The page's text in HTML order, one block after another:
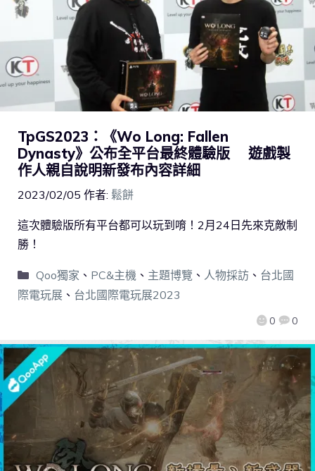
TpGS2023：《Wo Long: Fallen
Dynasty》公布全平台最終體驗版 遊戲製
作人親自說明新發布內容詳細
2023/02/05 作者: 鬆餅
0 0
這次體驗版所有平台都可以玩到唷！2月24日先來克敵制
勝！
Qoo獨家 、 PC&主機、 主題博覽 、 人物採訪、 台北國
際電玩展 、 台北國際電玩展2023